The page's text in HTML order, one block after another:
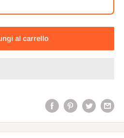
al carrello